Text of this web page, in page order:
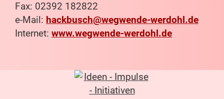
Fax: 02392 182822
e-Mail: hackbusch@wegwende-werdohl.de
Internet: www.wegwende-werdohl.de